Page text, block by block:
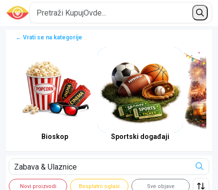
← Vrati se na kategorije
Bioskop Sportski događaji
Novi proizvodi Besplatni oglasi Sve objave